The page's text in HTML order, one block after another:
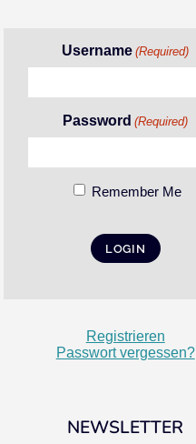
Username (Required)
Password (Required)
Remember Me
Registrieren
Passwort vergessen?
NEWSLETTER